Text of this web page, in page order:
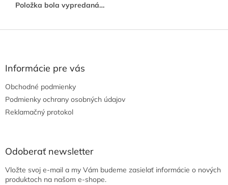
Položka bola vypredaná…
Informácie pre vás
Obchodné podmienky
Podmienky ochrany osobných údajov
Reklamačný protokol
Odoberať newsletter
Vložte svoj e-mail a my Vám budeme zasielať informácie o nových
produktoch na našom e-shope.